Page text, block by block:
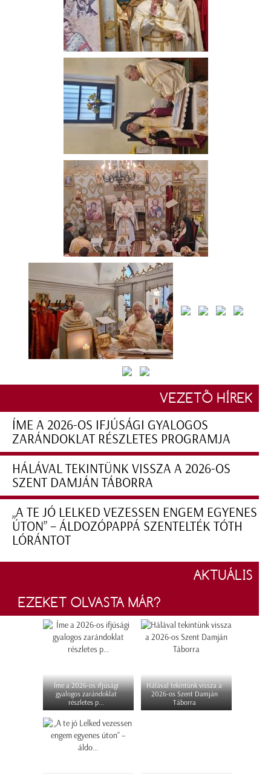
VEZETŐ HÍREK
ÍME A 2026-OS IFJÚSÁGI GYALOGOS
ZARÁNDOKLAT RÉSZLETES PROGRAMJA
HÁLÁVAL TEKINTÜNK VISSZA A 2026-OS
SZENT DAMJÁN TÁBORRA
„A TE JÓ LELKED VEZESSEN ENGEM EGYENES
ÚTON” – ÁLDOZÓPAPPÁ SZENTELTÉK TÓTH
LÓRÁNTOT
AKTUÁLIS
EZEKET OLVASTA MÁR?
Íme a 2026-os ifjúsági
gyalogos zarándoklat
részletes p...
Hálával tekintünk vissza a
2026-os Szent Damján
Táborra